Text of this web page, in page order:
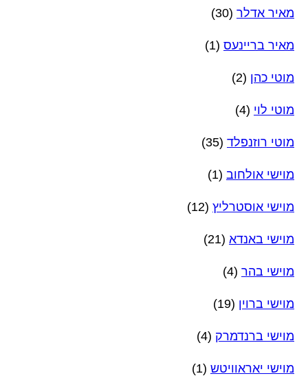
מאיר אדלר (30)
מאיר בריינעס (1)
מוטי כהן (2)
מוטי לוי (4)
מוטי רוזנפלד (35)
מוישי אולחוב (1)
מוישי אוסטרליץ (12)
מוישי באנדא (21)
מוישי בהר (4)
מוישי ברוין (19)
מוישי ברנדמרק (4)
מוישי יאראוויטש (1)